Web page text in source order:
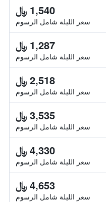
1,540 ﷼
سعر الليلة شامل الرسوم
1,287 ﷼
سعر الليلة شامل الرسوم
2,518 ﷼
سعر الليلة شامل الرسوم
3,535 ﷼
سعر الليلة شامل الرسوم
4,330 ﷼
سعر الليلة شامل الرسوم
4,653 ﷼
سعر الليلة شامل الرسوم